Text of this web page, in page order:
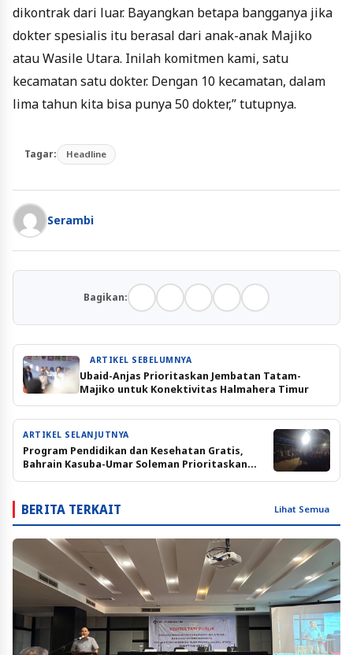
dikontrak dari luar. Bayangkan betapa bangganya jika
dokter spesialis itu berasal dari anak-anak Majiko
atau Wasile Utara. Inilah komitmen kami, satu
kecamatan satu dokter. Dengan 10 kecamatan, dalam
lima tahun kita bisa punya 50 dokter,” tutupnya.
Tagar: Headline
Serambi
Bagikan:
ARTIKEL SEBELUMNYA
Ubaid-Anjas Prioritaskan Jembatan Tatam-
Majiko untuk Konektivitas Halmahera Timur
ARTIKEL SELANJUTNYA
Program Pendidikan dan Kesehatan Gratis,
Bahrain Kasuba-Umar Soleman Prioritaskan
BERITA TERKAIT Lihat Semua